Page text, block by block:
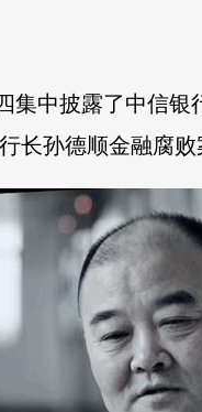
中披露了中信
长孙德顺金融腐败